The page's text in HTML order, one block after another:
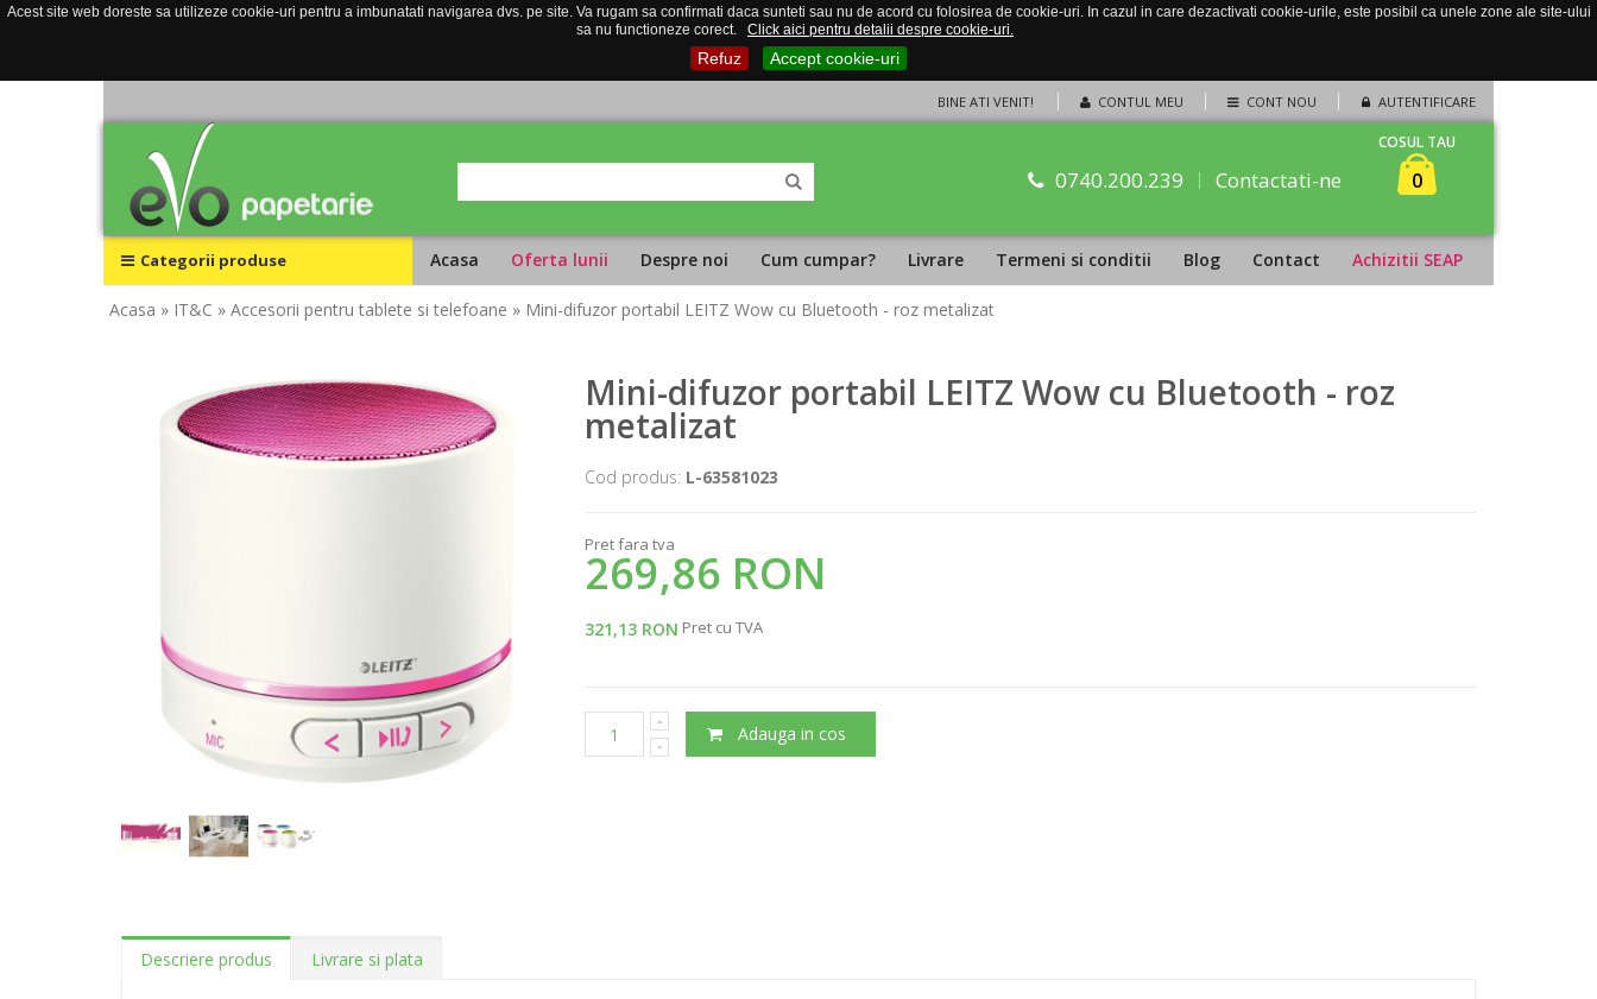
Acest site web doreste sa utilizeze cookie-uri pentru a imbunatati navigarea dvs. pe site. Va rugam sa confirmati daca sunteti sau nu de acord cu folosirea de cookie-uri. In cazul in care dezactivati cookie-urile, este posibil ca unele zone ale site-ului
sa nu functioneze corect.
Click aici pentru detalii despre cookie-uri.
Refuz Accept cookie-uri
CONTUL MEU CONT NOU AUTENTIFICARE
BINE ATI VENIT!
0740.200.239 Contactati-ne
COSUL TAU
0
Categorii produse Acasa Oferta lunii Despre noi Cum cumpar? Livrare Termeni si conditii Blog Contact Achizitii SEAP
Acasa » IT&C » Accesorii pentru tablete si telefoane » Mini-difuzor portabil LEITZ Wow cu Bluetooth - roz metalizat
Mini-difuzor portabil LEITZ Wow cu Bluetooth - roz
metalizat
Cod produs: L-63581023
Pret fara tva
269,86 RON
321,13 RON Pret cu TVA
Adauga in cos
Descriere produs Livrare si plata